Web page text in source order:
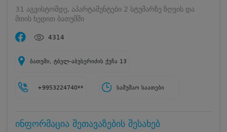
31 აგვისტომდე, აპარტამენტები 2 სტუმარზე ზღვის და
მთის ხედით ბათუმში
4314
ბათუმი, ტბელ-აბუსერიძის ქუჩა 13
+9953224740** სამუშაო საათები
ინფორმაცია შეთავაზების შესახებ